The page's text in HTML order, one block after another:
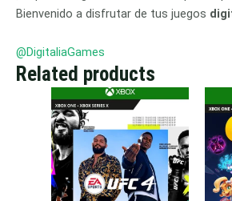
Bienvenido a disfrutar de tus juegos
@DigitaliaGames
Related products